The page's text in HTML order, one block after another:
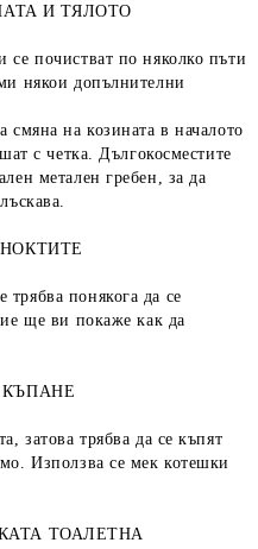
И ТЯЛОТО
почистват по няколко пъти
някои допълнителни
смяна на козината в началото
с четка. Дългокосместите
метален гребен, за да
понякога да се
ще ви покаже как да
затова трябва да се къпят
Използва се мек котешки
ТОАЛЕТНА